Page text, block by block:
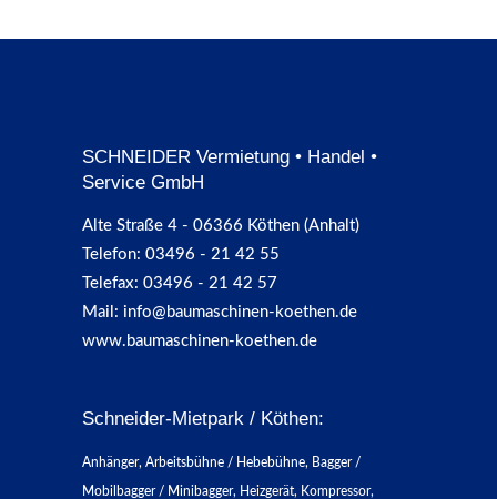
SCHNEIDER Vermietung • Handel •
Service GmbH
Alte Straße 4 - 06366 Köthen (Anhalt)
Telefon: 03496 - 21 42 55
Telefax: 03496 - 21 42 57
Mail: info@baumaschinen-koethen.de
www.baumaschinen-koethen.de
Schneider-Mietpark / Köthen:
Anhänger, Arbeitsbühne / Hebebühne, Bagger /
Mobilbagger / Minibagger, Heizgerät, Kompressor,